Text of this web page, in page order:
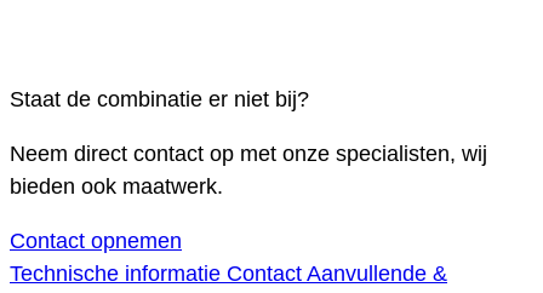
Staat de combinatie er niet bij?
Neem direct contact op met onze specialisten, wij
bieden ook maatwerk.
Contact opnemen
Technische informatie Contact Aanvullende &